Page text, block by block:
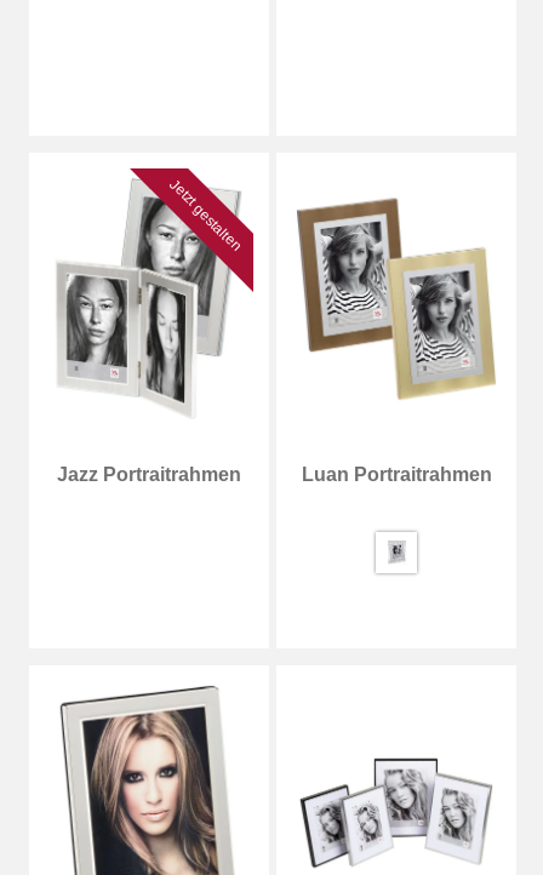
Jetzt gestalten
Jazz Portraitrahmen Luan Portraitrahmen